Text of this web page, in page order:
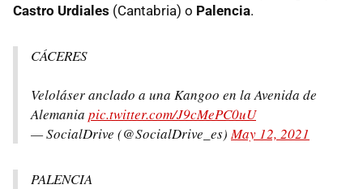
Castro Urdiales (Cantabria) o Palencia.
CÁCERES
Veloláser anclado a una Kangoo en la Avenida de
Alemania pic.twitter.com/J9cMePC0uU
— SocialDrive (@SocialDrive_es)May 12, 2021
PALENCIA